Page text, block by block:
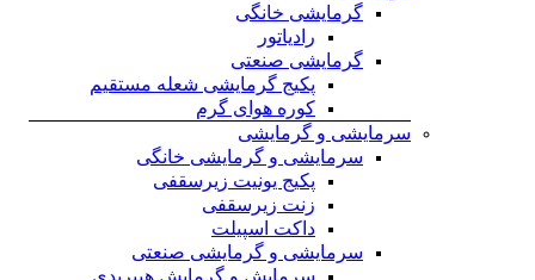
گرمایشی خانگی
رادیاتور
گرمایشی صنعتی
پکیج گرمایشی شعله مستقیم
کوره هوای گرم
سرمایشی و گرمایشی
سرمایشی و گرمایشی خانگی
پکیج یونیت زیرسقفی
زنت زیرسقفی
داکت اسپیلت
سرمایشی و گرمایشی صنعتی